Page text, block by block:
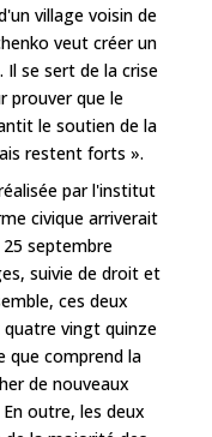
village voisin de
veut créer un
se sert de la crise
prouver que le
le soutien de la
restent forts ».
par l'institut
civique arriverait
septembre
suivie de droit et
ces deux
vingt quinze
que comprend la
de nouveaux
outre, les deux